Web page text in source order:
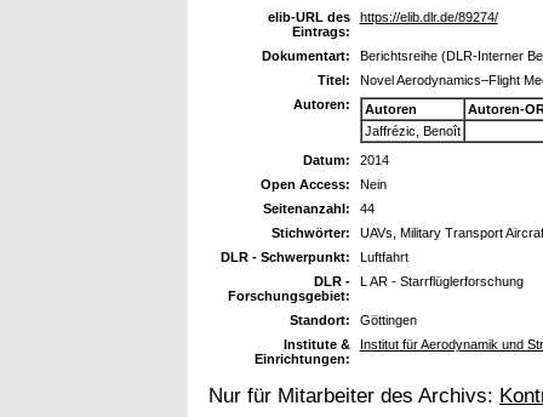
elib-URL des
Eintrags:
https://elib.dlr.de/89274/
Dokumentart:
Berichtsreihe (DLR-Interner
Titel:
Novel Aerodynamics–Flight
Autoren:
Autoren
Autoren-
Jaffrézic, Benoît
Datum:
2014
Open Access:
Nein
Seitenanzahl:
44
Stichwörter:
UAVs, Military Transport
DLR - Schwerpunkt:
Luftfahrt
DLR -
Forschungsgebiet:
L AR - Starrflüglerforschung
Standort:
Göttingen
Institute &
Einrichtungen:
Institut für Aerodynamik und
Nur für Mitarbeiter des Archivs: